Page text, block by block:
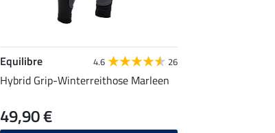
Equilibre 4.6 26
Hybrid Grip-Winterreithose Marleen
49,90 €